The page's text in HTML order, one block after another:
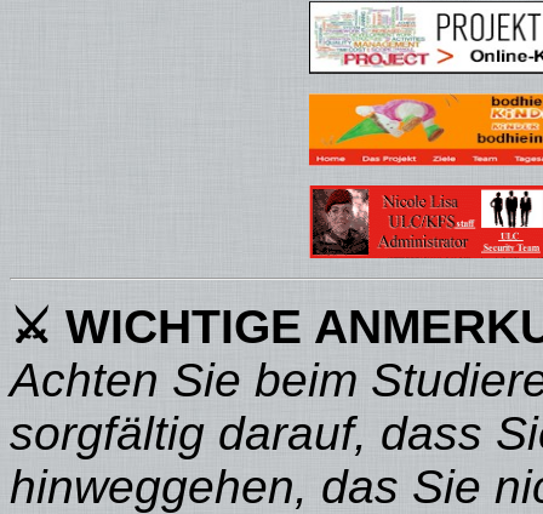
⚔ WICHTIGE
Achten Sie beim
sorgfältig darauf, dass
hinweggehen, das Sie